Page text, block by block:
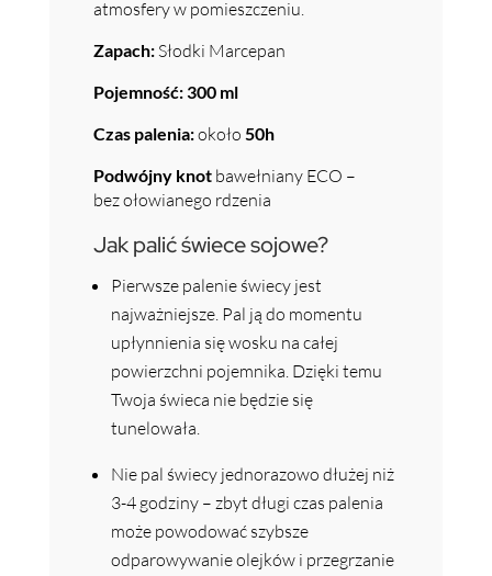
atmosfery w pomieszczeniu.
Zapach:Słodki Marcepan
Pojemność:300 ml
Czas palenia:około 50h
Podwójny knotbawełniany ECO –
bez ołowianego rdzenia
Jak palić świece sojowe?
Pierwsze palenie świecy jest
najważniejsze. Pal ją do momentu
upłynnienia się wosku na całej
powierzchni pojemnika. Dzięki temu
Twoja świeca nie będzie się
tunelowała.
Nie pal świecy jednorazowo dłużej niż
3-4 godziny – zbyt długi czas palenia
może powodować szybsze
odparowywanie olejków i przegrzanie